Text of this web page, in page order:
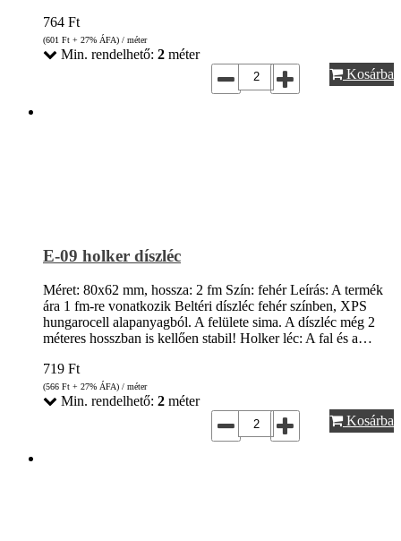
764 Ft
(601 Ft + 27% ÁFA) / méter
Min. rendelhető: 2 méter
Kosárba
E-09 holker díszléc
Méret: 80x62 mm, hossza: 2 fm Szín: fehér Leírás: A termék
ára 1 fm-re vonatkozik Beltéri díszléc fehér színben, XPS
hungarocell alapanyagból. A felülete sima. A díszléc még 2
méteres hosszban is kellően stabil! Holker léc: A fal és a…
719 Ft
(566 Ft + 27% ÁFA) / méter
Min. rendelhető: 2 méter
Kosárba